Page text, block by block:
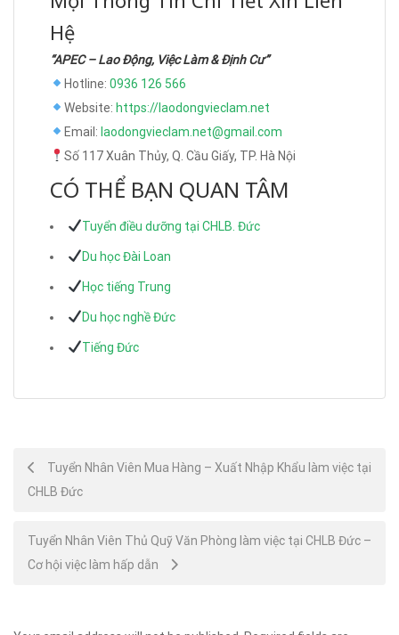
Hệ
“APEC – Lao Động, Việc Làm & Định Cư”
Hotline: 0936 126 566
Website: https://laodongvieclam.net
Email: laodongvieclam.net@gmail.com
Số 117 Xuân Thủy, Q. Cầu Giấy, TP. Hà Nội
CÓ THỂ BẠN QUAN TÂM
Tuyển điều dưỡng tại CHLB. Đức
Du học Đài Loan
Học tiếng Trung
Du học nghề Đức
Tiếng Đức
Post
navigation
Tuyển Nhân Viên Mua Hàng – Xuất Nhập Khẩu làm việc tại
CHLB Đức
Tuyển Nhân Viên Thủ Quỹ Văn Phòng làm việc tại CHLB Đức –
Cơ hội việc làm hấp dẫn